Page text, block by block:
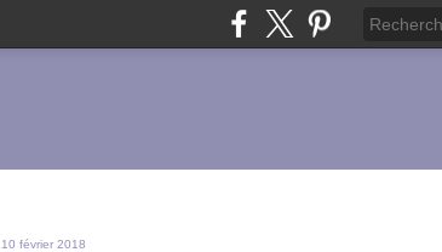
10 février 2018